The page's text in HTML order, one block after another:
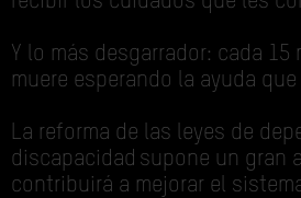
Y lo más desgarrador: cada
muere esperando la ayuda
La reforma de las leyes de
discapacidad supone un gran
contribuirá a mejorar el